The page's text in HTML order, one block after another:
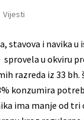
Vijesti
stavova i navika u
u okviru
razreda iz 33
konzumira
ima manje od